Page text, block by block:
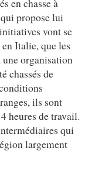
propose lui
vont se
Italie, que les
organisation
chassés de
ils sont
heures de travail.
qui
largement